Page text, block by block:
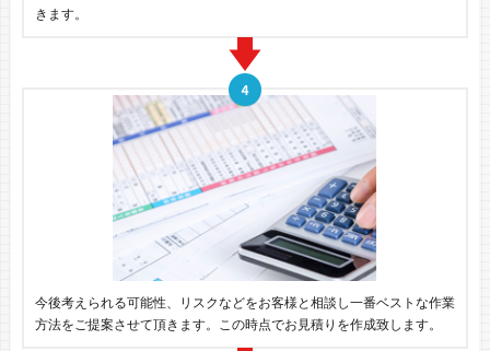
きます。
今後考えられる可能性、リスクなどをお客様と相談し一番ベストな作業
方法をご提案させて頂きます。この時点でお見積りを作成致します。